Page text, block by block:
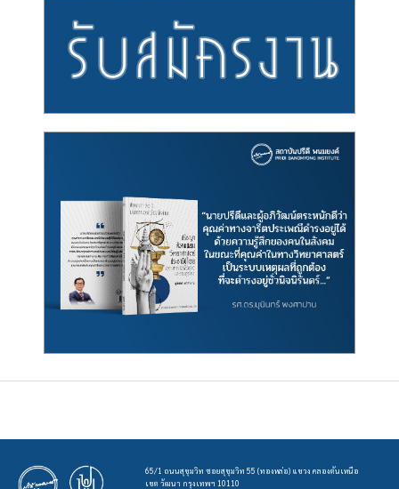
65/1 ถนนสุขุมวิท ซอยสุขุมวิท 55 (ทองหล่อ) แขวง คลองตันเหนือ
เขต วัฒนา กรุงเทพฯ 10110